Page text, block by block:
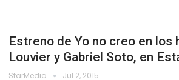
Estreno de Yo no creo en los
Louvier y Gabriel Soto, en
StarMedia Jul 2, 2015